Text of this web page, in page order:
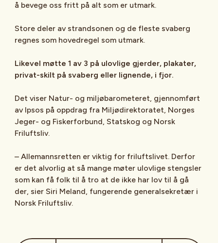
å bevege oss fritt på alt som er utmark.
Store deler av strandsonen og de fleste svaberg
regnes som hovedregel som utmark.
Likevel møtte 1 av 3 på ulovlige gjerder, plakater,
privat-skilt på svaberg eller lignende, i fjor.
Det viser Natur- og miljøbarometeret, gjennomført
av Ipsos på oppdrag fra Miljødirektoratet, Norges
Jeger- og Fiskerforbund, Statskog og Norsk
Friluftsliv.
– Allemannsretten er viktig for friluftslivet. Derfor
er det alvorlig at så mange møter ulovlige stengsler
som kan få folk til å tro at de ikke har lov til å gå
der, sier Siri Meland, fungerende generalsekretær i
Norsk Friluftsliv.